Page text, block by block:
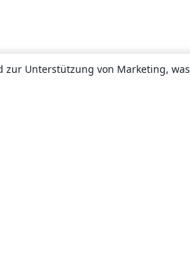
zur Unterstützung von Marketing, was